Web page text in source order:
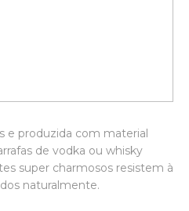
e produzida com material
de vodka ou whisky
super charmosos resistem à
naturalmente.